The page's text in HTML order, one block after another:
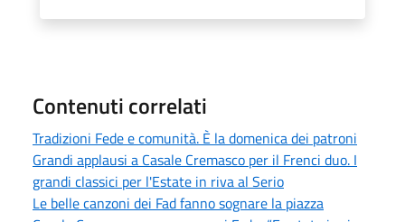
Contenuti correlati
Tradizioni Fede e comunità. È la domenica dei patroni
Grandi applausi a Casale Cremasco per il Frenci duo. I
grandi classici per l'Estate in riva al Serio
Le belle canzoni dei Fad fanno sognare la piazza